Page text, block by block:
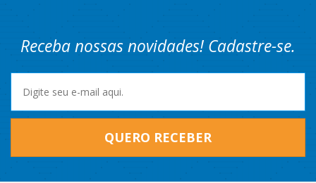
Receba nossas novidades! Cadastre-se.
QUERO RECEBER